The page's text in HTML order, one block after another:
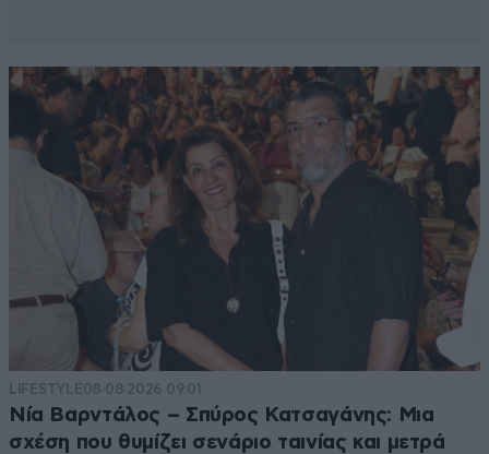
LIFESTYLE08·08·2026 09:01
Νία Βαρντάλος – Σπύρος Κατσαγάνης: Μια
σχέση που θυμίζει σενάριο ταινίας και μετρά